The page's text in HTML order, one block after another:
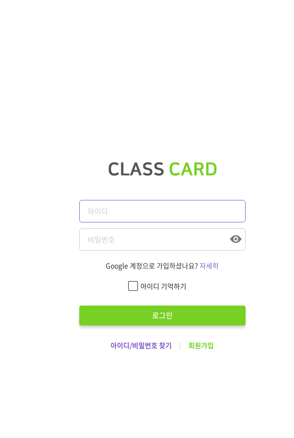
Google 계정으로 가입하셨나요?자세히
아이디 기억하기
로그인
아이디/비밀번호 찾기 | 회원가입